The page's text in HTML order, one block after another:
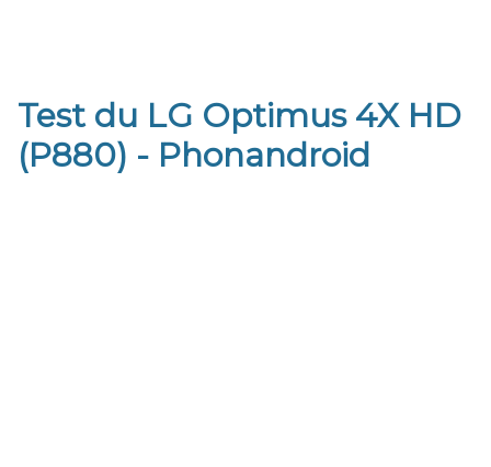
Test du LG Optimus 4X HD
(P880) - Phonandroid